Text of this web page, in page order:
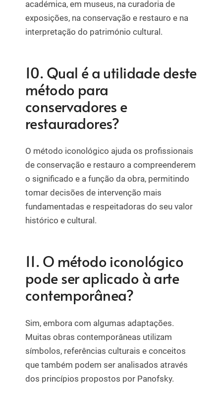
académica, em museus, na curadoria de
exposições, na conservação e restauro e na
interpretação do património cultural.
10. Qual é a utilidade deste
método para
conservadores e
restauradores?
O método iconológico ajuda os profissionais
de conservação e restauro a compreenderem
o significado e a função da obra, permitindo
tomar decisões de intervenção mais
fundamentadas e respeitadoras do seu valor
histórico e cultural.
11. O método iconológico
pode ser aplicado à arte
contemporânea?
Sim, embora com algumas adaptações.
Muitas obras contemporâneas utilizam
símbolos, referências culturais e conceitos
que também podem ser analisados através
dos princípios propostos por Panofsky.